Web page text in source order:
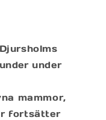
under
mammor,
fortsätter